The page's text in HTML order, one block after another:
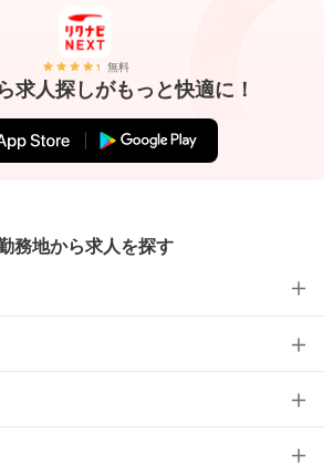
無料
求人探しがもっと快適に！
務地から求人を探す